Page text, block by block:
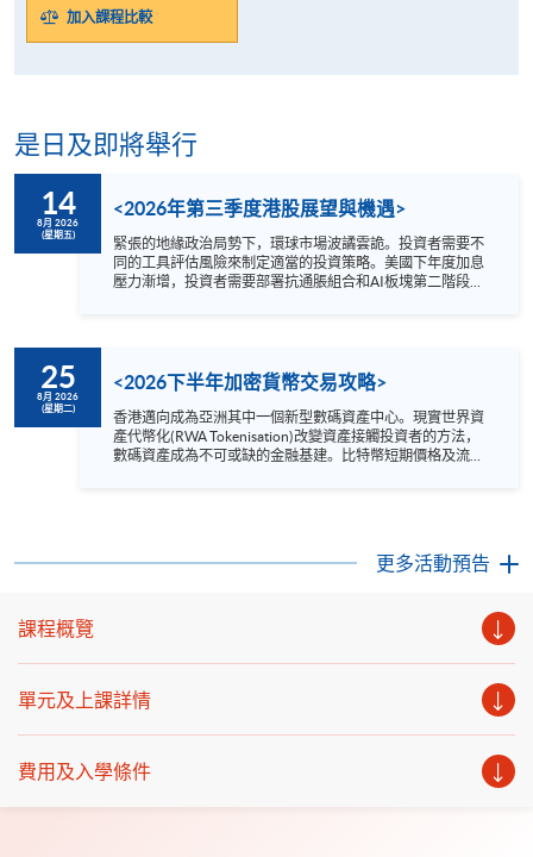
加入課程比較
是日及即將舉行
14
8月 2026
(星期五)
<2026年第三季度港股展望與機遇>
緊張的地緣政治局勢下，環球市場波譎雲詭。投資者需要不
同的工具評估風險來制定適當的投資策略。美國下年度加息
壓力漸增，投資者需要部署抗通脹組合和AI板塊第二階段新
時間 : 1:00 –2:00 pm YouTue 網上形式進行 語言 － 粵語
25
8月 2026
(星期二)
<2026下半年加密貨幣交易攻略>
香港邁向成為亞洲其中一個新型數碼資產中心。現實世界資
產代幣化(RWA Tokenisation)改變資產接觸投資者的方法，
數碼資產成為不可或缺的金融基建。比特幣短期價格及流動
更多活動預告
課程概覽
單元及上課詳情
費用及入學條件